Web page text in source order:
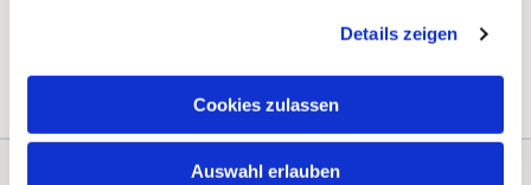
Details zeigen
Cookies zulassen
Auswahl erlauben